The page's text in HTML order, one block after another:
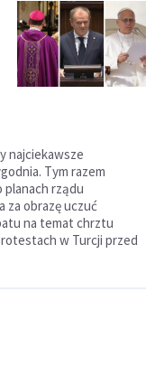
najciekawsze
Tym razem
planach rządu
za obrazę uczuć
na temat chrztu
w Turcji przed